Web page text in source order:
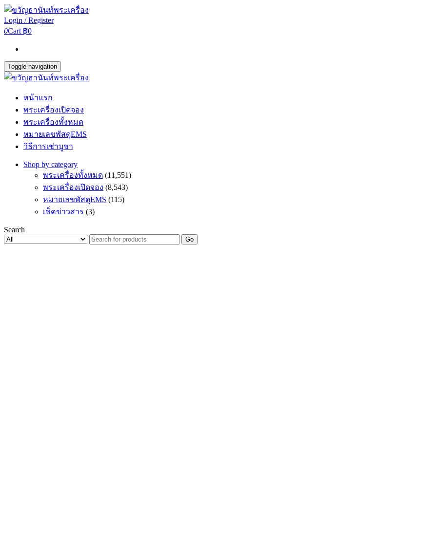
Login / Register
0Cart ฿0
Toggle navigation
หน้าแรก
พระเครื่องเปิดจอง
พระเครื่องทั้งหมด
หมายเลขพัสดุEMS
วิธีการเช่าบูชา
Shop by category
พระเครื่องทั้งหมด (11,551)
พระเครื่องเปิดจอง (8,543)
หมายเลขพัสดุEMS (115)
เช็คข่าวสาร (3)
Search
Go